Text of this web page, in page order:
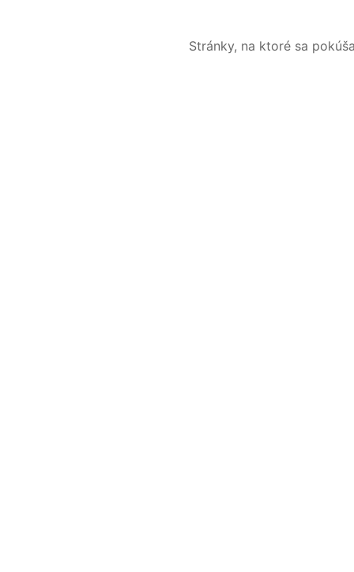
Stránky, na ktoré sa